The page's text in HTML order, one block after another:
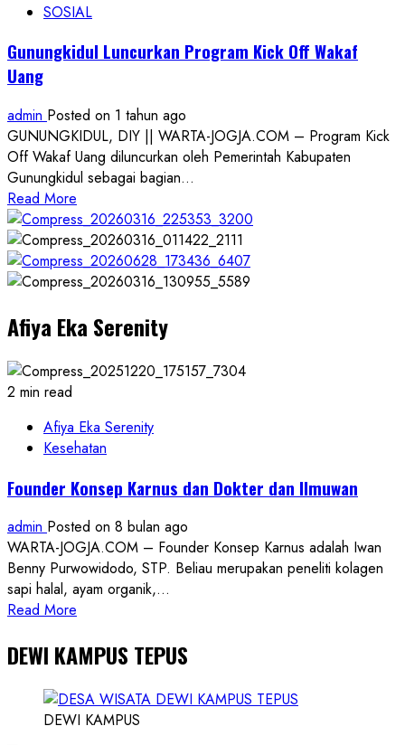
Perangkat
TNI,
Giat
Jum’at
Bersih
di
Pantai
Drini
SOSIAL
Gunungkidul Luncurkan Program Kick Off Wakaf
Uang
admin Posted on 1 tahun ago
GUNUNGKIDUL, DIY || WARTA-JOGJA.COM – Program Kick
Off Wakaf Uang diluncurkan oleh Pemerintah Kabupaten
Gunungkidul sebagai bagian...
Read More
more
about
Gunungkidul
Luncurkan
Kick
Off
Wakaf
Uang
Afiya Eka Serenity
2 min read
Afiya Eka Serenity
Kesehatan
Founder Konsep Karnus dan Dokter dan Ilmuwan
admin Posted on 8 bulan ago
WARTA-JOGJA.COM – Founder Konsep Karnus adalah Iwan
Benny Purwowidodo, STP. Beliau merupakan peneliti kolagen
sapi halal, ayam organik,...
Read More
about
Founder
Konsep
Karnus
DEWI KAMPUS TEPUS
DEWI KAMPUS